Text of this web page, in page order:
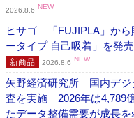
2026.8.6 NEW
ヒサゴ 「FUJIPLA」から
ータイプ 自己吸着」を発
新商品 2026.8.6 NEW
矢野経済研究所 国内デジ
査を実施 2026年は4,789
たデータ整備需要が成長を